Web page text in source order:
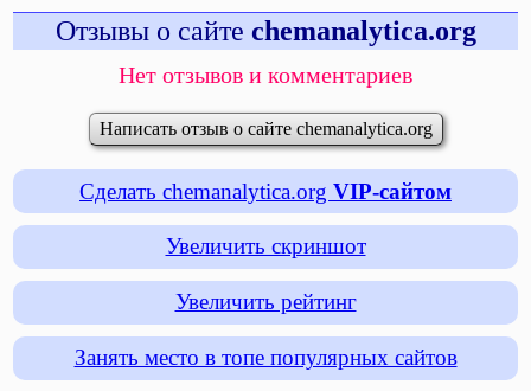
Отзывы о сайте chemanalytica.org
Нет отзывов и комментариев
Написать отзыв о сайте chemanalytica.org
Сделать chemanalytica.org VIP-сайтом
Увеличить скриншот
Увеличить рейтинг
Занять место в топе популярных сайтов